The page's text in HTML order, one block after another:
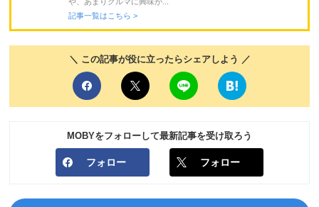
記事一覧はこちら >
＼ この記事が役に立ったらシェアしよう ／
MOBYをフォローして最新記事を受け取ろう
フォロー フォロー